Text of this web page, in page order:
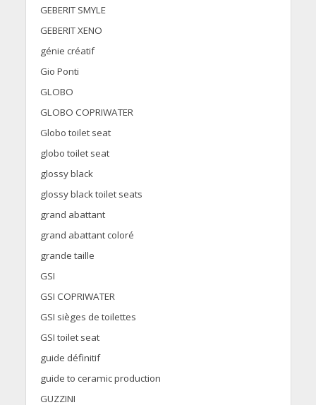
GEBERIT SMYLE
GEBERIT XENO
génie créatif
Gio Ponti
GLOBO
GLOBO COPRIWATER
Globo toilet seat
globo toilet seat
glossy black
glossy black toilet seats
grand abattant
grand abattant coloré
grande taille
GSI
GSI COPRIWATER
GSI sièges de toilettes
GSI toilet seat
guide définitif
guide to ceramic production
GUZZINI